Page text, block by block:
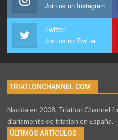
Join us on Instagram
Twitter
Join us on Twitter
TRIATLONCHANNEL.COM
Nacida en 2008, Triatlon Channel
diariamente de triatlon en España.
ÚLTIMOS ARTÍCULOS